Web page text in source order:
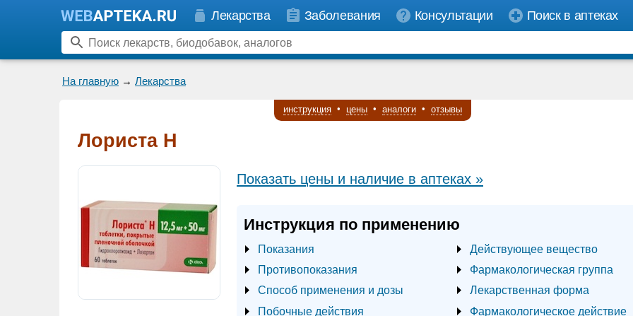
Лекарства Заболевания Консультации Поиск в аптеках
На главную → Лекарства
инструкция • цены • аналоги • отзывы
Лориста Н
Показать цены и наличие в аптеках »
Инструкция по применению
Показания
Противопоказания
Способ применения и дозы
Побочные действия
Действующее вещество
Фармакологическая группа
Лекарственная форма
Фармакологическое действие